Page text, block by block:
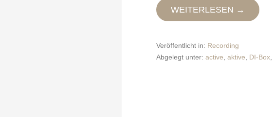
WEITERLESEN →
Veröffentlicht in: Recording
Abgelegt unter: active aktive DI-Box